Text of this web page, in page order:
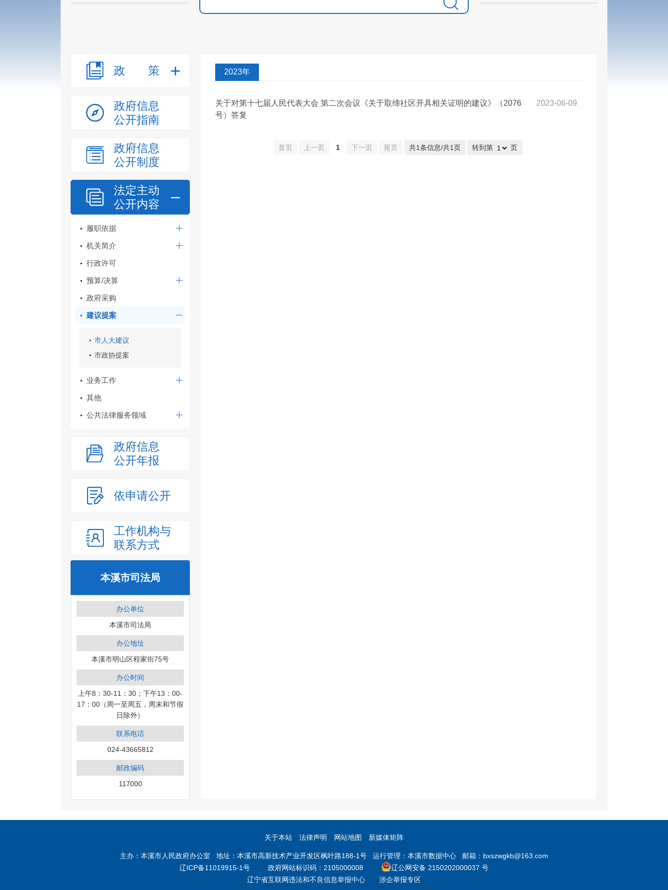
政策
政府信息
公开指南
政府信息
公开制度
法定主动
公开内容
履职依据
机关简介
行政许可
预算/决算
政府采购
建议提案
市人大建议
市政协提案
业务工作
其他
公共法律服务领域
政府信息
公开年报
依申请公开
工作机构与
联系方式
本溪市司法局
办公单位
本溪市司法局
办公地址
本溪市明山区程家街75号
办公时间
上午8：30-11：30；下午13：00-
17：00（周一至周五，周末和节假
日除外）
联系电话
024-43665812
邮政编码
117000
2023年
2023-06-09
关于对第十七届人民代表大会 第二次会议《关于取缔社区开具相关证明的建议》（2076
号）答复
首页 上一页 1 下一页 尾页 共1条信息/共1页 转到第 页
关于本站 法律声明 网站地图 新媒体矩阵
主办：本溪市人民政府办公室 地址：本溪市高新技术产业开发区枫叶路188-1号 运行管理：本溪市数据中心 邮箱：bxszwgkb@163.com
辽ICP备11019915-1号 政府网站标识码：2105000008
辽公网安备 2150202000037 号
辽宁省互联网违法和不良信息举报中心
涉企举报专区